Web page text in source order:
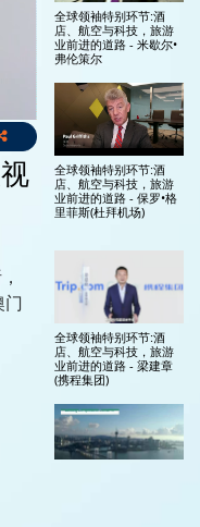
全球领袖特别环节:酒
店、航空与科技，旅游
业前进的道路 - 米歇尔•
弗伦策尔
全球领袖特别环节:酒
店、航空与科技，旅游
业前进的道路 - 保罗•格
里菲斯(杜拜机场)
全球领袖特别环节:酒
店、航空与科技，旅游
业前进的道路 - 梁建章
(携程集团)